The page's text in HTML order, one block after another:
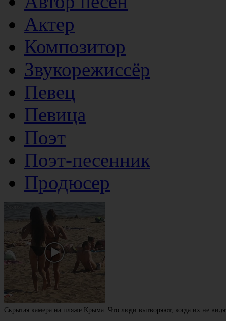
Актер
Композитор
Звукорежиссёр
Певец
Певица
Поэт
Поэт-песенник
Продюсер
Скрытая камера на пляже Крыма: Что люди вытворяют, когда их не